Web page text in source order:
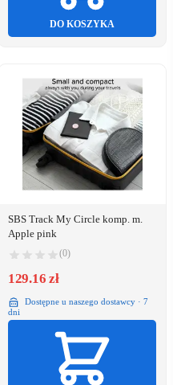
DO KOSZYKA
SBS Track My Circle komp. m.
Apple pink
(0)
129.16 zł
Dostępne u naszego dostawcy · 7
dni